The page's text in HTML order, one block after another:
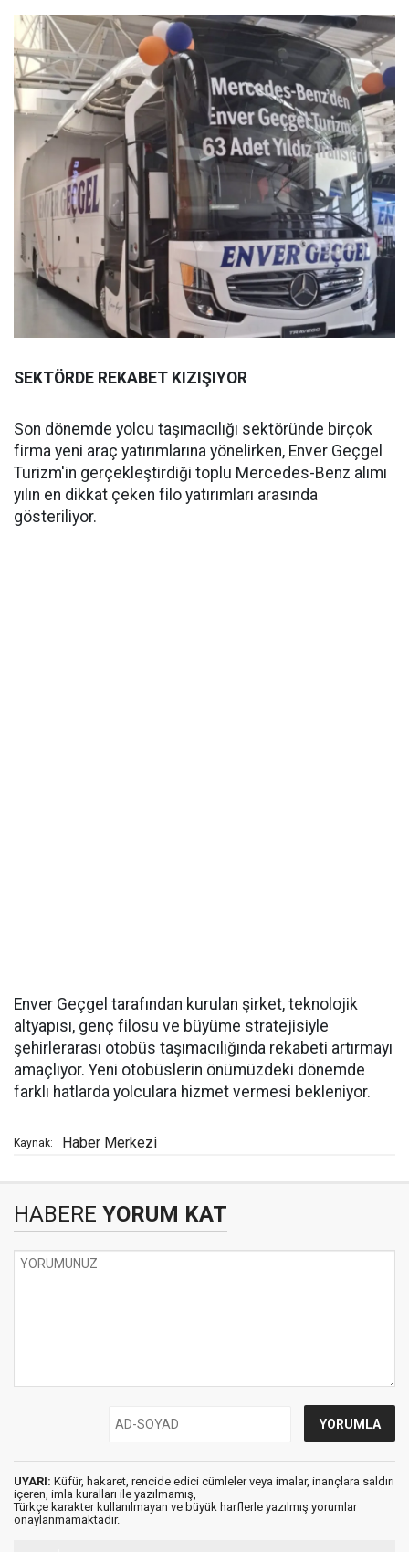
SEKTÖRDE REKABET KIZIŞIYOR
Son dönemde yolcu taşımacılığı sektöründe birçok
firma yeni araç yatırımlarına yönelirken, Enver Geçgel
Turizm'in gerçekleştirdiği toplu Mercedes-Benz alımı
yılın en dikkat çeken filo yatırımları arasında
gösteriliyor.
Enver Geçgel tarafından kurulan şirket, teknolojik
altyapısı, genç filosu ve büyüme stratejisiyle
şehirlerarası otobüs taşımacılığında rekabeti artırmayı
amaçlıyor. Yeni otobüslerin önümüzdeki dönemde
farklı hatlarda yolculara hizmet vermesi bekleniyor.
Kaynak: Haber Merkezi
HABERE YORUM KAT
UYARI: Küfür, hakaret, rencide edici cümleler veya imalar, inançlara saldırı
içeren, imla kuralları ile yazılmamış,
Türkçe karakter kullanılmayan ve büyük harflerle yazılmış yorumlar
onaylanmamaktadır.